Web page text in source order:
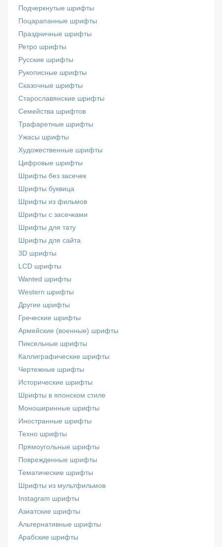
Подчеркнутые шрифты
Поцарапанные шрифты
Праздничные шрифты
Ретро шрифты
Русские шрифты
Рукописные шрифты
Сказочные шрифты
Старославянские шрифты
Семейства шрифтов
Трафаретные шрифты
Ужасы шрифты
Художественные шрифты
Цифровые шрифты
Шрифты без засечек
Шрифты буквица
Шрифты из фильмов
Шрифты с засечками
Шрифты для тату
Шрифты для сайта
3D шрифты
LCD шрифты
Wanted шрифты
Western шрифты
Другие шрифты
Греческие шрифты
Армейские (военные) шрифты
Пиксельные шрифты
Каллиграфические шрифты
Чертежные шрифты
Исторические шрифты
Шрифты в японском стиле
Моноширинные шрифты
Иностранные шрифты
Техно шрифты
Прямоугольные шрифты
Поврежденные шрифты
Тематические шрифты
Шрифты из мультфильмов
Instagram шрифты
Азиатские шрифты
Альтернативные шрифты
Арабские шрифты